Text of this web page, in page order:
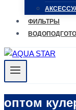
ФИЛЬТРЫ
оптом